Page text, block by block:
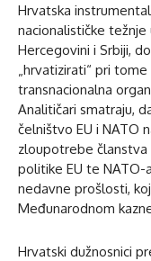
Hrvatska
nacionalističke
Hercegovini i Srbiji,
„hrvatizirati“ pri
transnacionalna
Analitičari smatraju,
čelništvo EU i NATO
zloupotrebe članstva
politike EU te NATO-
nedavne prošlosti,
Međunarodnom
Hrvatski dužnosnici